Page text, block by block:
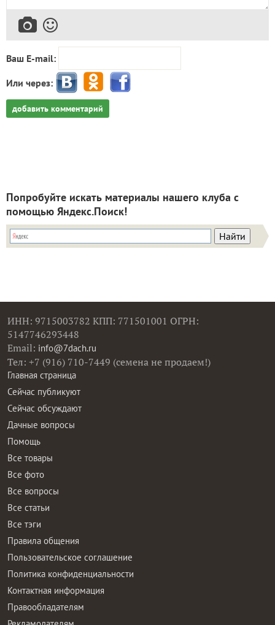
Ваш E-mail:
Или через:
добавить комментарий
Попробуйте искать материалы нашего клуба с
помощью Яндекс.Поиск!
ИНН: 9715003782 КПП: 771501001 ОГРН:
5147746293448
Email: info@7dach.ru
Тел: +7 (916) 710-7449 (семена не продаем!)
Главная страница
Сейчас публикуют
Сейчас обсуждают
Дачные вопросы
Помощь
Все товары
Все фото
Все вопросы
Все статьи
Все тэги
Правила общения
Пользовательское соглашение
Политика конфиденциальности
Контактная информация
Правообладателям